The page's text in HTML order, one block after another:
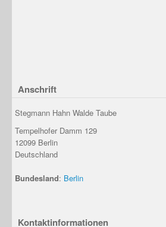
Anschrift
Stegmann Hahn Walde Taube
Tempelhofer Damm 129
12099 Berlin
Deutschland
Bundesland: Berlin
Kontaktinformationen